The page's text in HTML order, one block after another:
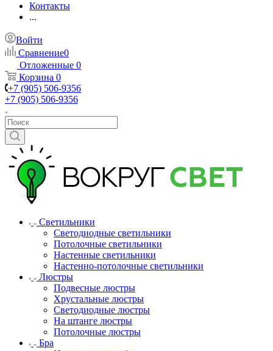
Контакты
...
Войти
Сравнение0
Отложенные 0
Корзина 0
+7 (905) 506-9356
+7 (905) 506-9356
Светильники
Светодиодные светильники
Потолочные светильники
Настенные светильники
Настенно-потолочные светильники
Люстры
Подвесные люстры
Хрустальные люстры
Светодиодные люстры
На штанге люстры
Потолочные люстры
Бра